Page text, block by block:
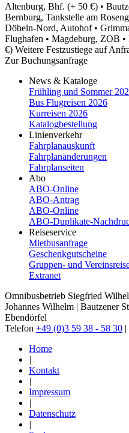
Altenburg, Bhf. (+ 50 €) •
Bernburg, Tankstelle am
Döbeln-Nord, Autohof •
Flughafen • Magdeburg, ZOB
€) Weitere Festzustiege auf
Zur Buchungsanfrage
News & Kataloge
Frühling und Sommer
Bus Flugreisen 2026
Kurreisen 2026
Katalogbestellung
Linienverkehr
Fahrplanauskunft
Fahrplanänderungen
Fahrplanseiten
Abo
ABO-Online
ABO-​Antrag
ABO-​Online
ABO-​Duplikate-​
Reiseservice
Mietbusanfrage
Geschenkgutscheine
Gruppen- und
Extranet
Omnibusbetrieb Siegfried
Johannes Wilhelm | Bautzener
Ebendörfel
Telefon +49 (0)3 59 38 - 58 30 |
Home
|
Kontakt
|
Impressum
|
Datenschutz
|